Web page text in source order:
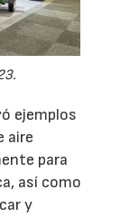
ejemplos
aire
para
así como
y